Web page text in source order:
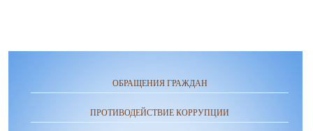
ОБРАЩЕНИЯ ГРАЖДАН
ПРОТИВОДЕЙСТВИЕ КОРРУПЦИИ